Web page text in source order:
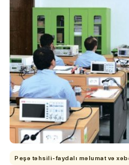
Peşə təhsili-faydalı məlumat və